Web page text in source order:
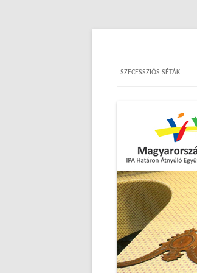
SZECESSZIÓS SÉTÁK